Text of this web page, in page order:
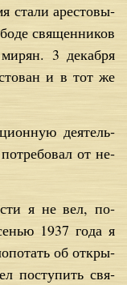
ста­ли аре­сто­вы­
свя­щен­ни­ков
3 де­каб­ря
и в тот же
де­я­тель­
от не­
я не вел, по­
1937 го­да я
об от­кры­
по­сту­пить свя­